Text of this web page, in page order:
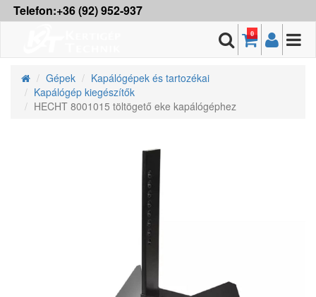
Telefon:+36 (92) 952-937
0
Gépek
Kapálógépek és tartozékai
Kapálógép kiegészítők
HECHT 8001015 töltögető eke kapálógéphez